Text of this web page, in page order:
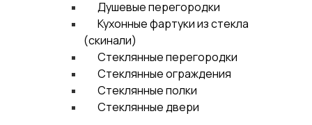
Душевые перегородки
Кухонные фартуки из стекла
(скинали)
Стеклянные перегородки
Стеклянные ограждения
Стеклянные полки
Стеклянные двери